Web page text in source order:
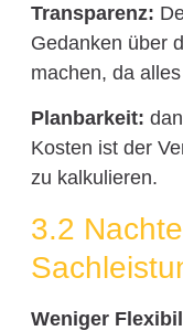
Transparenz:
Gedanken über
machen, da
Planbarkeit:
Kosten ist der
zu kalkulieren.
3.2
Weniger